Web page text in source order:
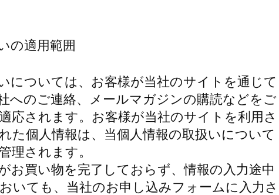
の適用範囲
については、お客様が当社のサイトを通じて
へのご連絡、メールマガジンの購読などをご
応されます。お客様が当社のサイトを利用さ
た個人情報は、当個人情報の取扱いについて
理されます。
お買い物を完了しておらず、情報の入力途中
いても、当社のお申し込みフォームに入力さ